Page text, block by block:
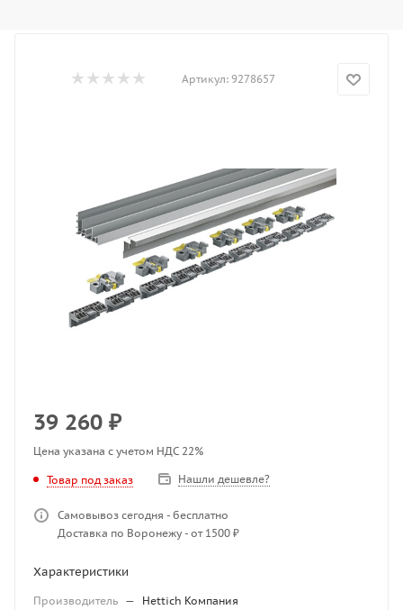
Артикул: 9278657
39 260 ₽
Цена указана с учетом НДС 22%
Товар под заказ Нашли дешевле?
Самовывоз сегодня - бесплатно
Доставка по Воронежу - от 1500 ₽
Характеристики
Производитель — Hettich Компания